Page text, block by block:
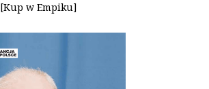
[Kup w Empiku]